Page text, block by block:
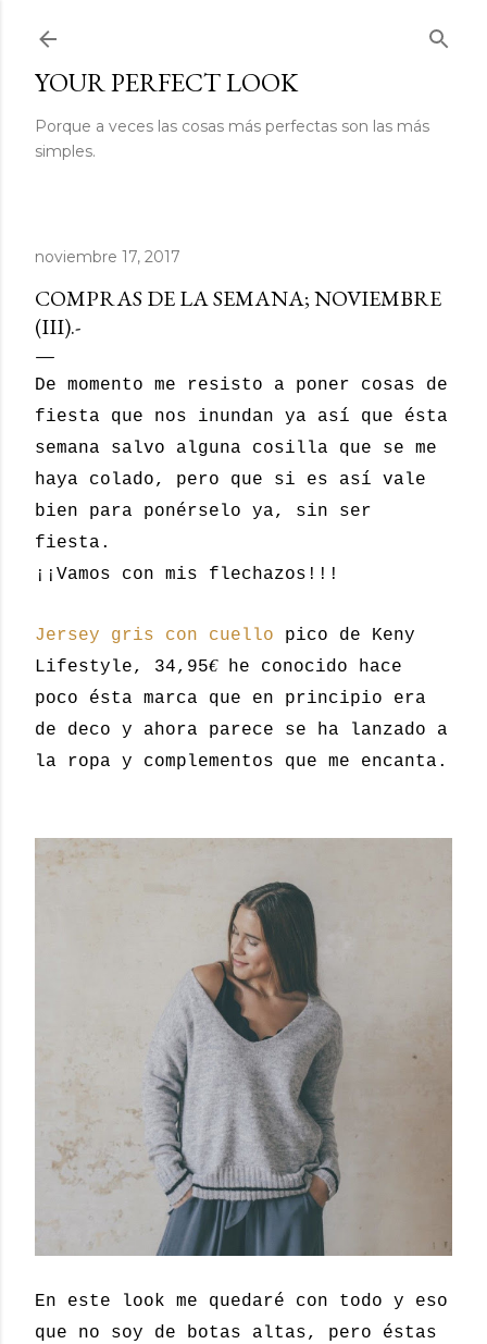
YOUR PERFECT LOOK
Porque a veces las cosas más perfectas son las más
simples.
noviembre 17, 2017
COMPRAS DE LA SEMANA; NOVIEMBRE
(III).-
De momento me resisto a poner cosas de
fiesta que nos inundan ya así que ésta
semana salvo alguna cosilla que se me
haya colado, pero que si es así vale
bien para ponérselo ya, sin ser
fiesta.
¡¡Vamos con mis flechazos!!!
Jersey gris con cuello pico de Keny
Lifestyle, 34,95€he conocido hace
poco ésta marca que en principio era
de deco y ahora parece se ha lanzado a
la ropa y complementos que me encanta.
En este look me quedaré con todo y eso
que no soy de botas altas, pero éstas